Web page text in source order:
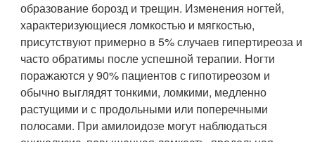
образование борозд и трещин. Изменения ногтей,
характеризующиеся ломкостью и мягкостью,
присутствуют примерно в 5% случаев гипертиреоза и
часто обратимы после успешной терапии. Ногти
поражаются у 90% пациентов с гипотиреозом и
обычно выглядят тонкими, ломкими, медленно
растущими и с продольными или поперечными
полосами. При амилоидозе могут наблюдаться